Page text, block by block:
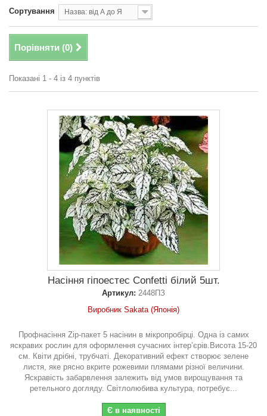
Сортування Назва: від А до Я
Порівняти (0)
Показані 1 - 4 із 4 пунктів
Насіння гіпоестес Confetti білий 5шт.
Артикул: 2448ПЗ
Виробник Sakata (Японія)
Профнасіння Zip-пакет 5 насінин в мікропробірці. Одна із самих
яскравих рослин для оформлення сучасних інтер’єрів.Висота 15-20
см. Квіти дрібні, трубчаті. Декоративний ефект створює зелене
листя, яке рясно вкрите рожевими плямами різної величини.
Яскравість забарвлення залежить від умов вирощування та
ретельного догляду. Світлолюбива культура, потребує...
Є в наявності